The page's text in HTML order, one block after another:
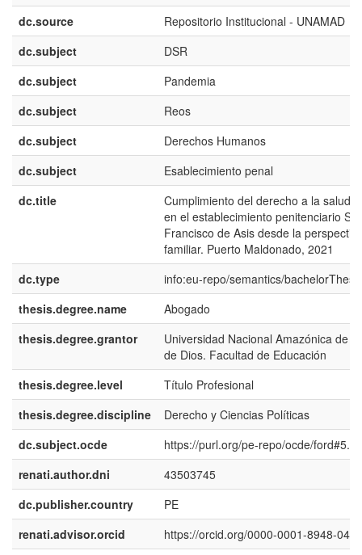
dc.source
Repositorio Institucional - UNAMAD
dc.subject
DSR
dc.subject
Pandemia
dc.subject
Reos
dc.subject
Derechos Humanos
dc.subject
Esablecimiento penal
dc.title
Cumplimiento del derecho a la salud
en el establecimiento penitenciario
Francisco de Asis desde la
familiar. Puerto Maldonado, 2021
dc.type
info:eu-repo/semantics/bachelorThesis
thesis.degree.name
Abogado
thesis.degree.grantor
Universidad Nacional Amazónica de
de Dios. Facultad de Educación
thesis.degree.level
Título Profesional
thesis.degree.discipline
Derecho y Ciencias Políticas
dc.subject.ocde
https://purl.org/pe-repo/ocde/
renati.author.dni
43503745
dc.publisher.country
PE
renati.advisor.orcid
https://orcid.org/0000-0001-8948-0458